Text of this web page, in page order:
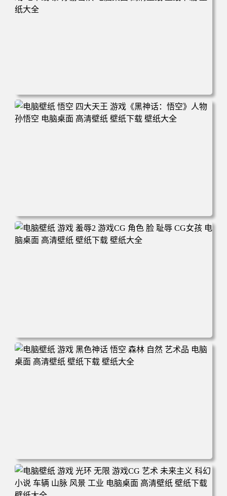
电脑壁纸 女人 电子游戏 角色 芦荟 风景 自然 电子游戏 地平
线 黎明 游击队 电脑桌面 高清壁纸 壁纸下载 壁纸大全
电脑壁纸 悟空 四大天王 游戏《黑神话：悟空》人物孙悟空
电脑桌面 高清壁纸 壁纸下载 壁纸大全
电脑壁纸 游戏 羞辱2 游戏CG 角色 脸 耻辱 CG女孩 电脑桌
面 高清壁纸 壁纸下载 壁纸大全
电脑壁纸 游戏 黑色神话 悟空 森林 自然 艺术品 电脑桌面 高
清壁纸 壁纸下载 壁纸大全